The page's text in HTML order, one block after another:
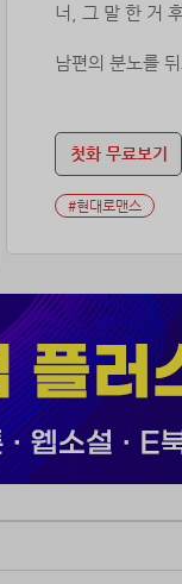
너, 그 말 한 거
남편의 분노를
그렇게 그와의
운명은 잔혹했다.
하지만 그렇다
7년 뒤, 전남편
나에 대한 기억
집착이 묻어나
“내가 잃은 건 기
첫화 무료보기
#현대로맨스